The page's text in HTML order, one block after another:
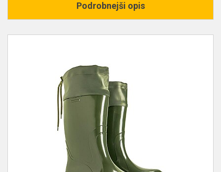
Podrobnejši opis